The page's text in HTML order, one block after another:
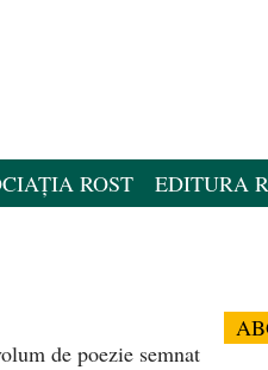
ROST EDITURA
de poezie semnat